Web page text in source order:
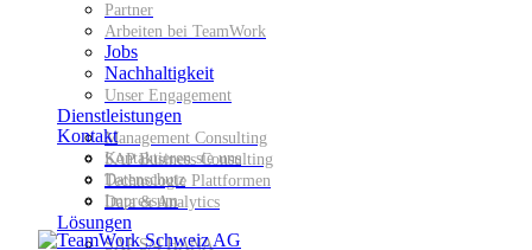
Partner
Arbeiten bei TeamWork
Jobs
Nachhaltigkeit
Unser Engagement
Dienstleistungen
Management Consulting
SAP Business Consulting
Technologie Plattformen
Data & Analytics
Lösungen
SAP S/4 HANA
Kontakt
Kontaktieren sie uns
Datenschutz
Impressum